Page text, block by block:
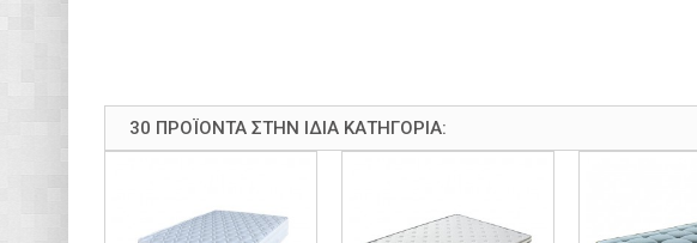
30 ΠΡΟΪΌΝΤΑ ΣΤΗΝ ΊΔΙΑ ΚΑΤΗΓΟΡΊΑ: